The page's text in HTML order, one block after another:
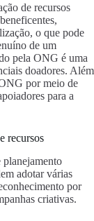
de recursos
o que pode
de um
pela ONG é uma
doadores. Além
por meio de
para a
recursos
planejamento
adotar várias
por
criativas.